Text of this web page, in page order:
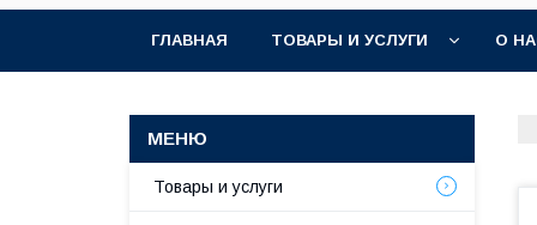
ГЛАВНАЯ ТОВАРЫ И УСЛУГИ О
Товары и услуги